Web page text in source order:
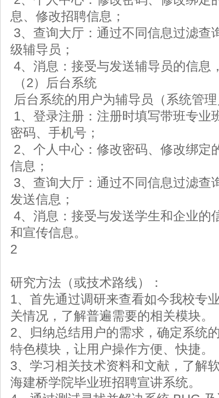
息、修改招聘信息；
3、查询大厅：通过不同信息过滤查
级辅导员；
4、消息：接受与发送辅导员的信息
（2）后台系统
后台系统的用户为辅导员（系统管
1、登录注册：注册时填写带班专业
密码、手机号；
2、个人中心：修改密码、修改绑定
信息；
3、查询大厅：通过不同信息过滤查
发送信息；
4、消息：接受与发送学生和企业的
和宣传信息。
2
研究方法（或技术路线）：
1、首先通过调研来查看如今我校专
关情况，了解普遍需要的相关模块。
2、归纳总结用户的需求，确定系统
特色模块，让用户操作方便、快捷。
3、学习相关技术资料和文献，了解
海建桥学院毕业班招聘宣讲系统。